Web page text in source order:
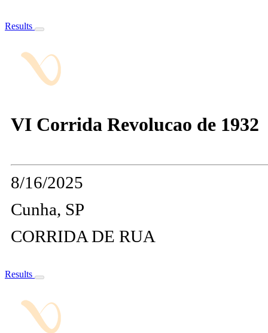
Results
VI Corrida Revolucao de 1932
8/16/2025
Cunha, SP
CORRIDA DE RUA
Results